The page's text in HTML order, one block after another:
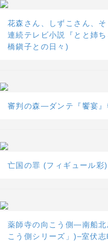
花森さん、しずこさん、
連続テレビ小説『とと姉
橋鎭子との日々)
審判の森―ダンテ『饗宴
亡国の罪 (フィギュール
薬師寺の向こう側―南船
こう側シリーズ」)–室伏